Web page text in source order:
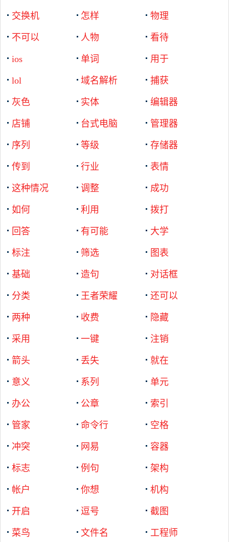
交换机 怎样 物理
不可以 人物 看待
ios 单词 用于
lol 域名解析 捕获
灰色 实体 编辑器
店铺 台式电脑 管理器
序列 等级 存储器
传到 行业 表情
这种情况 调整 成功
如何 利用 拨打
回答 有可能 大学
标注 筛选 图表
基础 造句 对话框
分类 王者荣耀 还可以
两种 收费 隐藏
采用 一键 注销
箭头 丢失 就在
意义 系列 单元
办公 公章 索引
管家 命令行 空格
冲突 网易 容器
标志 例句 架构
帐户 你想 机构
开启 逗号 截图
菜鸟 文件名 工程师